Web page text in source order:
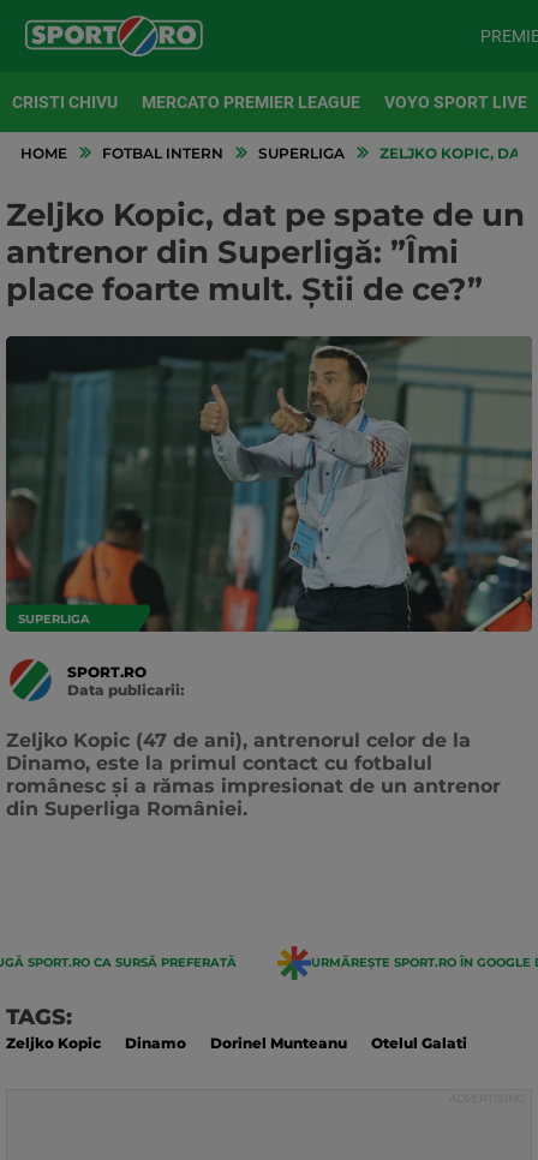
CRISTI CHIVU MERCATO PREMIER LEAGUE VOYO SPORT LIVE
HOME FOTBAL INTERN SUPERLIGA ZELJKO KOPIC, DAT
Zeljko Kopic, dat pe spate de un
antrenor din Superligă: ”Îmi
place foarte mult. Știi de ce?”
SUPERLIGA
SPORT.RO
Data publicarii:
Zeljko Kopic (47 de ani), antrenorul celor de la
Dinamo, este la primul contact cu fotbalul
românesc și a rămas impresionat de un antrenor
din Superliga României.
SPORT.RO CA SURSĂ PREFERATĂ URMĂREȘTE SPORT.RO ÎN GOOGLE
TAGS:
Zeljko Kopic Dinamo Dorinel Munteanu Otelul Galati